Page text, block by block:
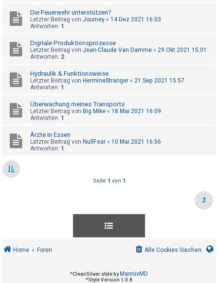
n
t
o
r
t
e
e
T
h
e
e
n
i
v
Die Feuerwehr unterstützen?
Letzter Beitrag von Journey « 14 Dez 2021 16:03
Antworten: 1
Digitale Produktionsprozesse
Letzter Beitrag von Jean-Claude Van Damme « 29 Okt 2021 15:01
Antworten: 2
Hydraulik & Funktionsweise
Letzter Beitrag von HermineStranger « 21 Sep 2021 15:57
Antworten: 1
Überwachung meines Transports
Letzter Beitrag von Big Mike « 18 Mai 2021 16:09
Antworten: 1
Ärzte in Essen
Letzter Beitrag von NullFear « 10 Mai 2021 16:56
Antworten: 1
Seite 1 von 1
Home Foren Alle Cookies löschen
*CleanSilver style by MannixMD
*Style Version 1.0.8